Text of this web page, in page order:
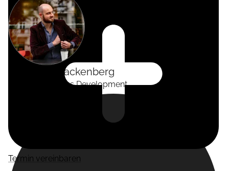
Termin vereinbaren
Tackenberg
Head of Business Development